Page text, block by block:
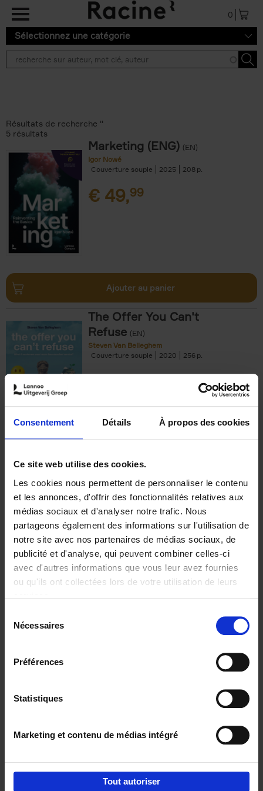
Consentement Détails À propos des cookies
Ce site web utilise des cookies.
Les cookies nous permettent de personnaliser le contenu
et les annonces, d'offrir des fonctionnalités relatives aux
médias sociaux et d'analyser notre trafic. Nous
partageons également des informations sur l'utilisation de
notre site avec nos partenaires de médias sociaux, de
publicité et d'analyse, qui peuvent combiner celles-ci
avec d'autres informations que vous leur avez fournies
ou qu'ils ont collectées lors de votre utilisation de leurs
Nécessaires
Préférences
Statistiques
Marketing et contenu de médias intégré
Tout autoriser
Aller au contenu principal
0
Sélectionnez une catégorie
Résultats de recherche ''
5 résultats
Marketing (ENG) (EN)
Igor Nowé
Couverture souple
2025 208
€ 49,99
Ajouter au panier
The Offer You Can't
Refuse (EN)
Steven Van Belleghem
Couverture souple
2020 256
€37,50
Building Bonds = Building
Business
Jochen Roef Jozefien De Feyter
Carolien Boom
Couverture souple
2025 200
€29,99
Digital marketing like a PRO -
completely revised edition (EN)